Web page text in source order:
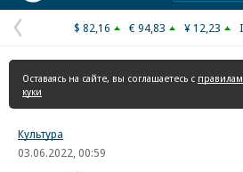
Предыдущая
страница
$ 82,16 € 94,83 ¥ 12,23
Оставаясь на сайте, вы соглашаетесь с
куки
Культура
03.06.2022, 00:59